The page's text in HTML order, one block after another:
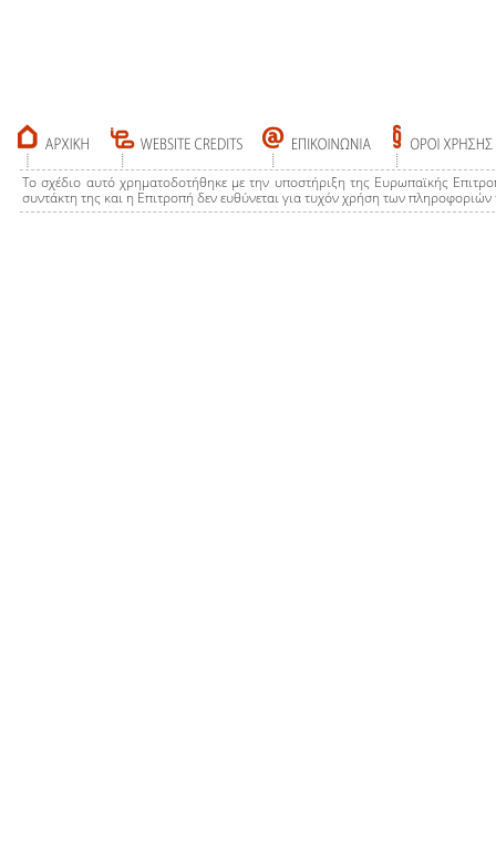
Το σχέδιο αυτό χρηματοδοτήθηκε με την υποστήριξη της Ευρωπαϊκής
συντάκτη της και η Επιτροπή δεν ευθύνεται για τυχόν χρήση των πληροφοριών